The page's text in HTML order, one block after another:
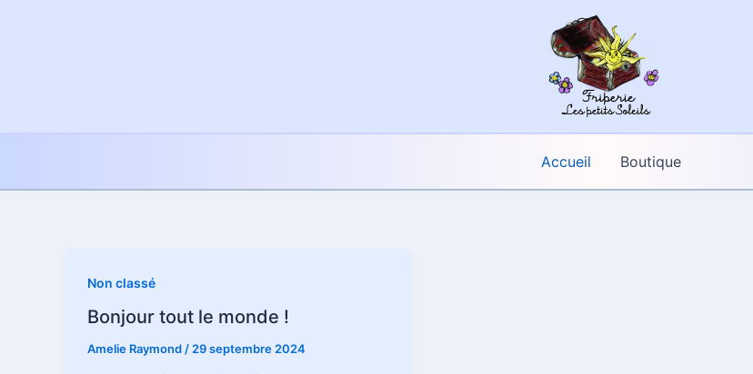
Accueil Boutique
Non classé
Bonjour tout le monde !
Amelie Raymond / 29 septembre 2024